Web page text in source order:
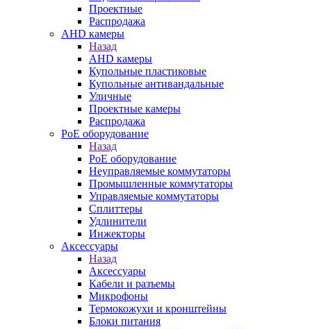
Проектные
Распродажа
AHD камеры
Назад
AHD камеры
Купольные пластиковые
Купольные антивандальные
Уличные
Проектные камеры
Распродажа
PoE оборудование
Назад
PoE оборудование
Неуправляемые коммутаторы
Промышленные коммутаторы
Управляемые коммутаторы
Сплиттеры
Удлинители
Инжекторы
Аксессуары
Назад
Аксессуары
Кабели и разъемы
Микрофоны
Термокожухи и кронштейны
Блоки питания